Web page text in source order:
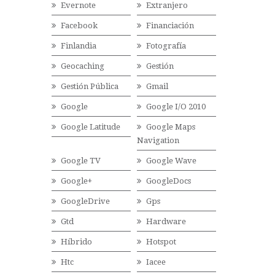
Evernote Extranjero
Facebook Financiación
Finlandia Fotografía
Geocaching Gestión
Gestión Pública Gmail
Google Google I/O 2010
Google Latitude
Google Maps
Navigation
Google TV Google Wave
Google+ GoogleDocs
GoogleDrive Gps
Gtd Hardware
Híbrido Hotspot
Htc Iacee